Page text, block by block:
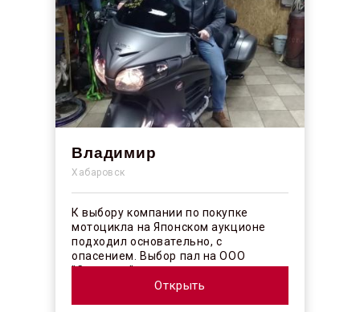
Владимир
Хабаровск
К выбору компании по покупке
мотоцикла на Японском аукционе
подходил основательно, с
опасением. Выбор пал на ООО
"Синергос" после изучения отзывов в
Открыть